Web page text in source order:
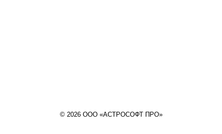
© 2026 ООО «АСТРОСОФТ ПРО»